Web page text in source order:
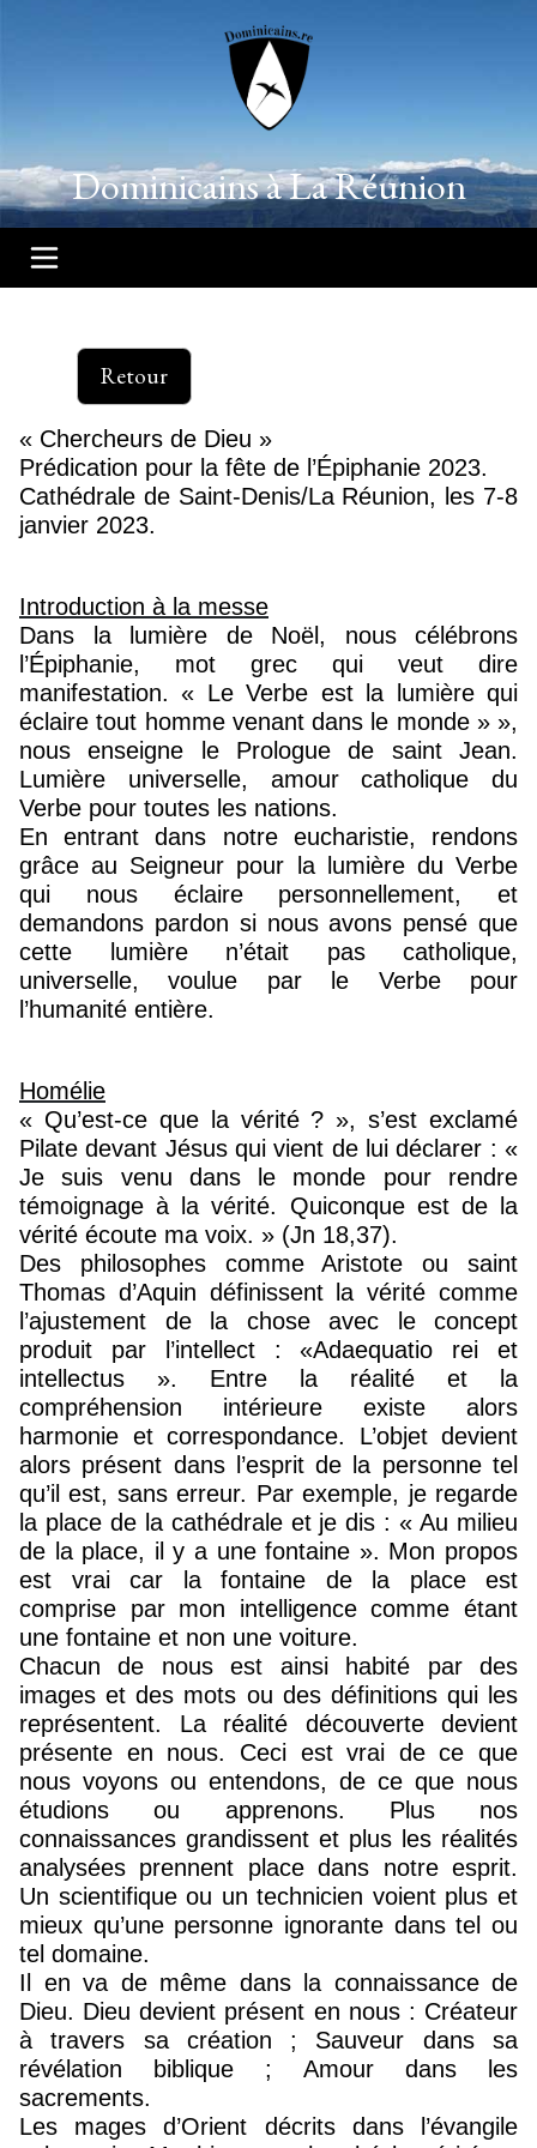
Dominicains à La Réunion
Retour
« Chercheurs de Dieu »
Prédication pour la fête de l’Épiphanie 2023.
Cathédrale de Saint-Denis/La Réunion, les 7-8
janvier 2023.
Introduction à la messe
Dans la lumière de Noël, nous célébrons
l’Épiphanie, mot grec qui veut dire
manifestation. « Le Verbe est la lumière qui
éclaire tout homme venant dans le monde » »,
nous enseigne le Prologue de saint Jean.
Lumière universelle, amour catholique du
Verbe pour toutes les nations.
En entrant dans notre eucharistie, rendons
grâce au Seigneur pour la lumière du Verbe
qui nous éclaire personnellement, et
demandons pardon si nous avons pensé que
cette lumière n’était pas catholique,
universelle, voulue par le Verbe pour
l’humanité entière.
Homélie
« Qu’est-ce que la vérité ? », s’est exclamé
Pilate devant Jésus qui vient de lui déclarer : «
Je suis venu dans le monde pour rendre
témoignage à la vérité. Quiconque est de la
vérité écoute ma voix. » (Jn 18,37).
Des philosophes comme Aristote ou saint
Thomas d’Aquin définissent la vérité comme
l’ajustement de la chose avec le concept
produit par l’intellect : «Adaequatio rei et
intellectus ». Entre la réalité et la
compréhension intérieure existe alors
harmonie et correspondance. L’objet devient
alors présent dans l’esprit de la personne tel
qu’il est, sans erreur. Par exemple, je regarde
la place de la cathédrale et je dis : « Au milieu
de la place, il y a une fontaine ». Mon propos
est vrai car la fontaine de la place est
comprise par mon intelligence comme étant
une fontaine et non une voiture.
Chacun de nous est ainsi habité par des
images et des mots ou des définitions qui les
représentent. La réalité découverte devient
présente en nous. Ceci est vrai de ce que
nous voyons ou entendons, de ce que nous
étudions ou apprenons. Plus nos
connaissances grandissent et plus les réalités
analysées prennent place dans notre esprit.
Un scientifique ou un technicien voient plus et
mieux qu’une personne ignorante dans tel ou
tel domaine.
Il en va de même dans la connaissance de
Dieu. Dieu devient présent en nous : Créateur
à travers sa création ; Sauveur dans sa
révélation biblique ; Amour dans les
sacrements.
Les mages d’Orient décrits dans l’évangile